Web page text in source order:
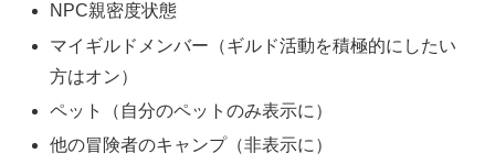
NPC親密度状態
マイギルドメンバー（ギルド活動を積極的にしたい
方はオン）
ペット（自分のペットのみ表示に）
他の冒険者のキャンプ（非表示に）